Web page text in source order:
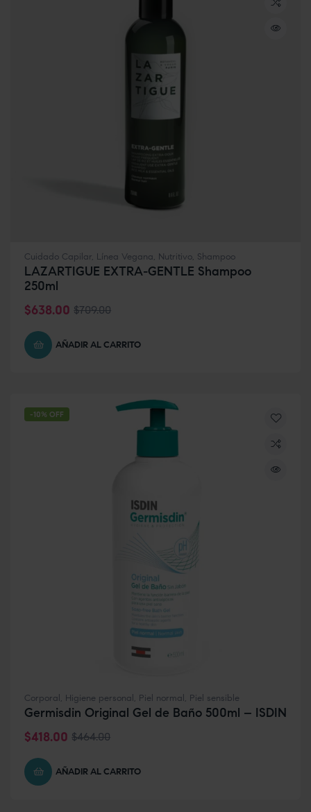
Cuidado Capilar, Línea Vegana, Nutritivo, Shampoo
LAZARTIGUE EXTRA-GENTLE Shampoo
250ml
$709.00
$638.00
AÑADIR AL CARRITO
-10% OFF
Corporal , Higiene personal , Piel normal , Piel sensible
Germisdin Original Gel de Baño 500ml – ISDIN
$464.00
$418.00
AÑADIR AL CARRITO